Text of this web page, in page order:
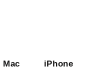
Mac iPhone